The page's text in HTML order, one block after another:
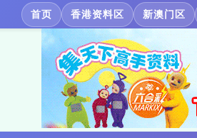
首页 香港资料区 新澳门区